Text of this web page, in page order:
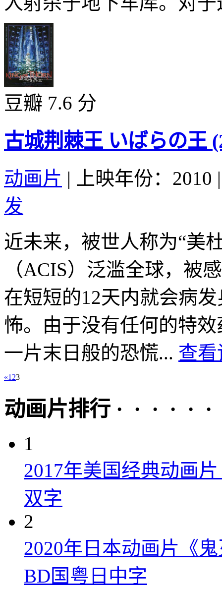
豆瓣 7.6 分
古城荆棘王 いばらの王
动画片 | 上映年份：2010 |
发
近未来，被世人称为“美
（ACIS）泛滥全球，被
在短短的12天内就会病
怖。由于没有任何的特
一片末日般的恐慌... 查看
«1 23
动画片排行 · · · · · ·
1
2017年美国经典动画
双字
2
2020年日本动画片《
BD国粤日中字